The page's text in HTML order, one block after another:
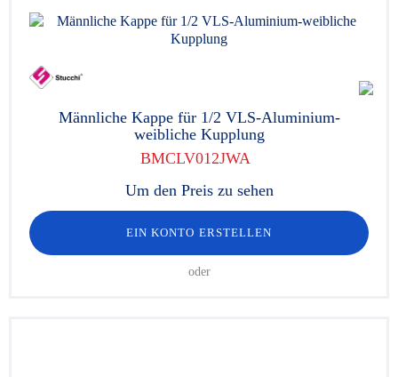
Männliche Kappe für 1/2 VLS-Aluminium-
weibliche Kupplung
BMCLV012JWA
Um den Preis zu sehen
EIN KONTO ERSTELLEN
oder